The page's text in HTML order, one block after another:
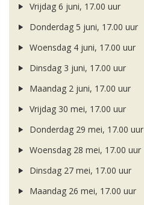
Vrijdag 6 juni, 17.00 uur
Donderdag 5 juni, 17.00 uur
Woensdag 4 juni, 17.00 uur
Dinsdag 3 juni, 17.00 uur
Maandag 2 juni, 17.00 uur
Vrijdag 30 mei, 17.00 uur
Donderdag 29 mei, 17.00 uur
Woensdag 28 mei, 17.00 uur
Dinsdag 27 mei, 17.00 uur
Maandag 26 mei, 17.00 uur